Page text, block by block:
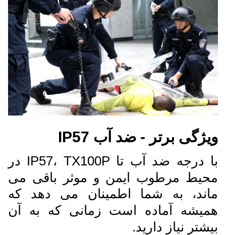
ویژگی برتر - ضد آب IP57
با درجه ضد آب تا IP57، TX100P در
محیط مرطوب ایمن و موثر باقی می
ماند، به شما اطمینان می دهد که
همیشه آماده است زمانی که به آن
بیشتر نیاز دارید.